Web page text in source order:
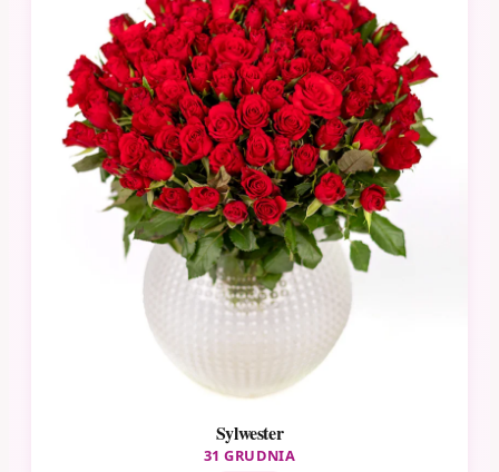
Sylwester
31 GRUDNIA